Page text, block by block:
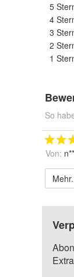
5
4
3
2
1
So
Von: